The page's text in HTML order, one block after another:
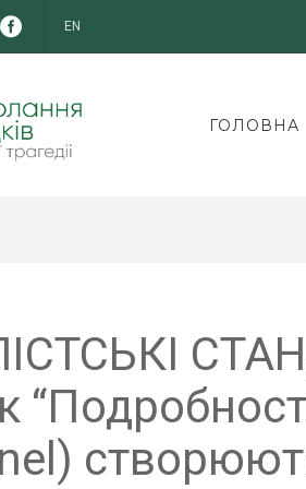
EN
ГОЛОВНА